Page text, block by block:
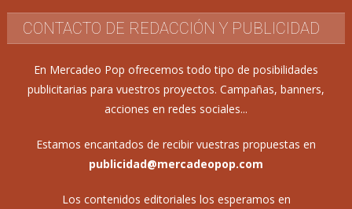
CONTACTO DE REDACCIÓN Y PUBLICIDAD
En Mercadeo Pop ofrecemos todo tipo de posibilidades
publicitarias para vuestros proyectos. Campañas, banners,
acciones en redes sociales...
Estamos encantados de recibir vuestras propuestas en
publicidad@mercadeopop.com
Los contenidos editoriales los esperamos en